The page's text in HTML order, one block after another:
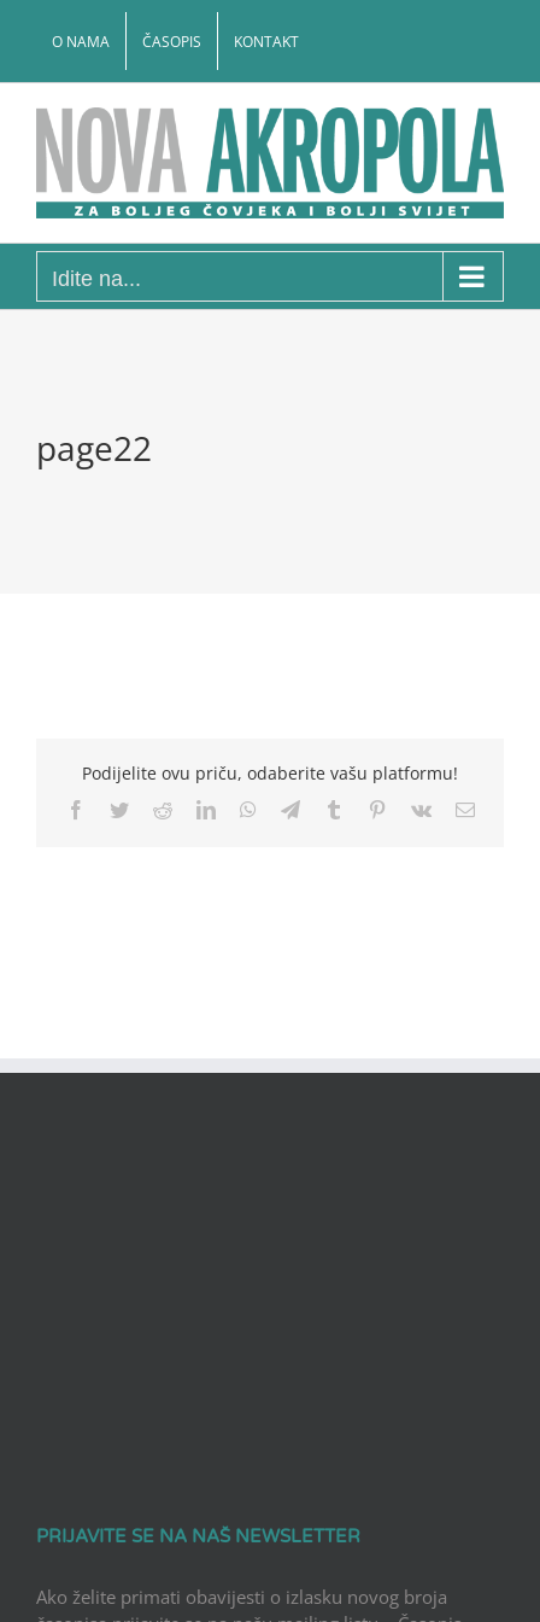
O NAMA ČASOPIS KONTAKT
Idite na...
page22
Podijelite ovu priču, odaberite vašu platformu!
Facebook
TwitterRedditLinkedInWhatsApp
TelegramTumblr Pinterest
Vk Email
PRIJAVITE SE NA NAŠ NEWSLETTER
Ako želite primati obavijesti o izlasku novog broja